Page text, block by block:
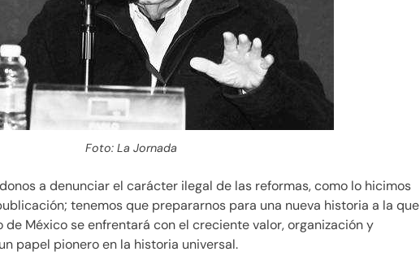
Foto: La Jornada
a denunciar el carácter ilegal de las reformas, como lo hicimos
tenemos que prepararnos para una nueva historia a la que
México se enfrentará con el creciente valor, organización y
papel pionero en la historia universal.